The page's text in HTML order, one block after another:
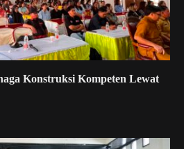
Konstruksi Kompeten Lewat